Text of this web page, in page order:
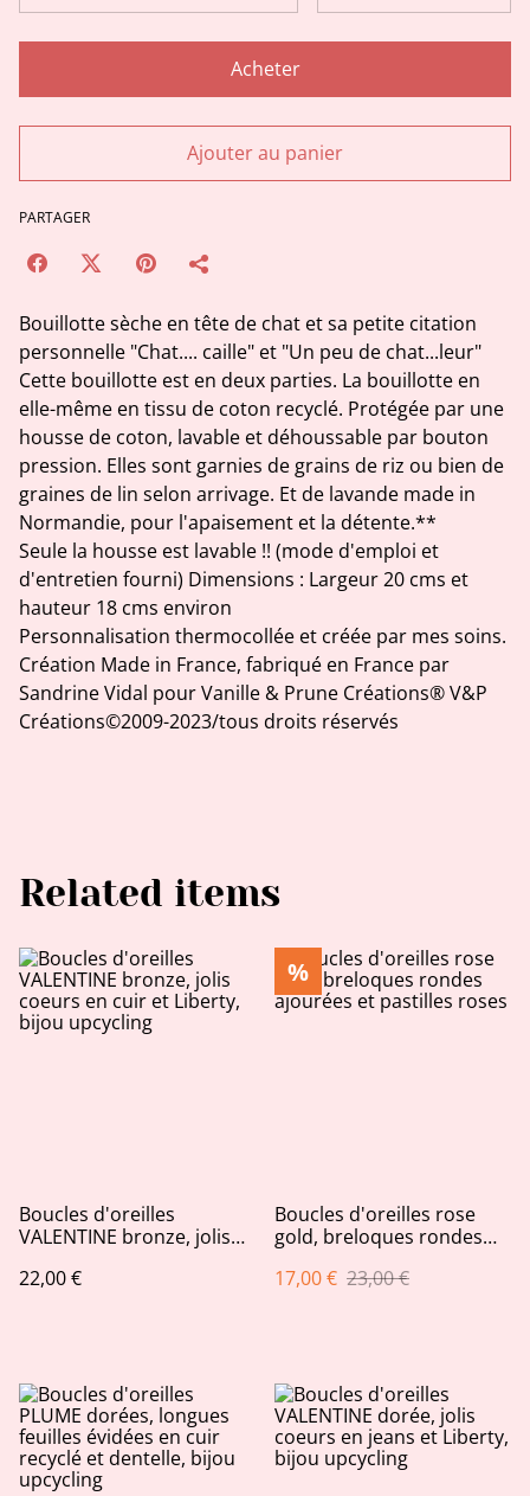
Acheter
Ajouter au panier
PARTAGER
Bouillotte sèche en tête de chat et sa petite citation
personnelle "Chat.... caille" et "Un peu de chat...leur"
Cette bouillotte est en deux parties. La bouillotte en
elle-même en tissu de coton recyclé. Protégée par une
housse de coton, lavable et déhoussable par bouton
pression. Elles sont garnies de grains de riz ou bien de
graines de lin selon arrivage. Et de lavande made in
Normandie, pour l'apaisement et la détente.**
Seule la housse est lavable !! (mode d'emploi et
d'entretien fourni) Dimensions : Largeur 20 cms et
hauteur 18 cms environ
Personnalisation thermocollée et créée par mes soins.
Création Made in France, fabriqué en France par
Sandrine Vidal pour Vanille & Prune Créations® V&P
Créations©2009-2023/tous droits réservés
Related items
Boucles d'oreilles
VALENTINE bronze, jolis
bijou upcycling
22,00 €
%
Boucles d'oreilles rose
gold, breloques rondes
17,00 € 23,00 €